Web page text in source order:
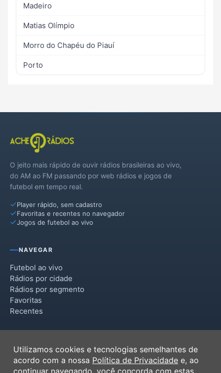
Madeiro
Matias Olímpio
Morro do Chapéu do Piauí
Porto
O jeito mais rápido de ouvir rádios brasileiras ao vivo,
do AM ao FM passando por web rádios e jogos de
futebol em tempo real.
Player rápido, sem cadastro
Favoritas e recentes no navegador
Jogos de futebol ao vivo
NAVEGAR
Futebol ao vivo
Rádios por cidade
Rádios por segmento
Favoritas
Recentes
Termos de Uso
Política de Privacidade
Utilizamos cookies e tecnologias semelhantes de
acordo com a nossa Política de Privacidade e, ao
continuar navegando, você concorda com estas